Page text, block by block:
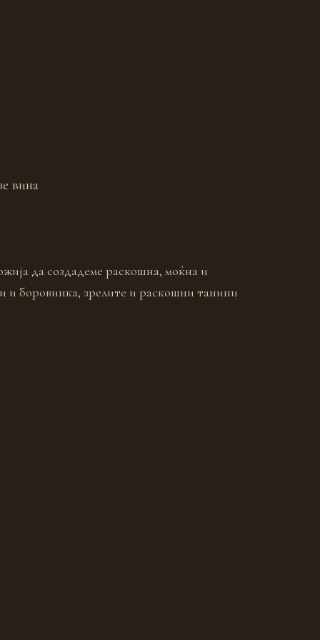
вина
да создадеме раскошна, моќна и
и боровинка, зрелите и раскошни танини